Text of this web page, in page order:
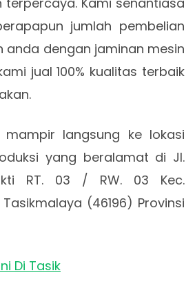
jumlah pembelian
anda dengan jaminan mesin
jual 100% kualitas terbaik
langsung ke lokasi
yang beralamat di Jl.
RT. 03 / RW. 03 Kec.
(46196) Provinsi